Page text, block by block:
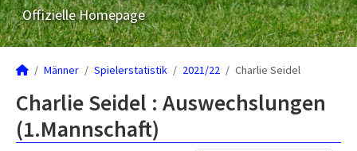
Offizielle Homepage
Männer Spielerstatistik 2021/22 Charlie Seidel
Charlie Seidel : Auswechslungen
(1.Mannschaft)